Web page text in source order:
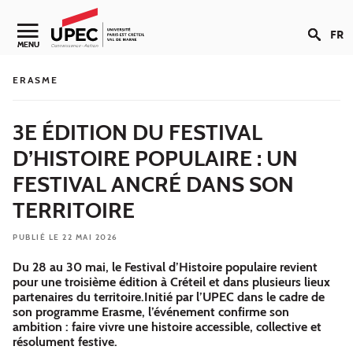
Aller au contenu
Navigation secondaire
MENU FR
ERASME
3E ÉDITION DU FESTIVAL
D’HISTOIRE POPULAIRE : UN
FESTIVAL ANCRÉ DANS SON
TERRITOIRE
PUBLIÉ LE 22 MAI 2026
Du 28 au 30 mai, le Festival d’Histoire populaire revient
pour une troisième édition à Créteil et dans plusieurs lieux
partenaires du territoire. ​​​​​​​Initié par l’UPEC dans le cadre de
son programme Erasme, l’événement confirme son
ambition : faire vivre une histoire accessible, collective et
résolument festive.